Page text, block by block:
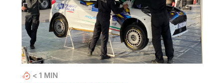
< 1 MIN